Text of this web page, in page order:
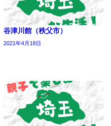
谷津川館（秩父市）
2021年4月18日